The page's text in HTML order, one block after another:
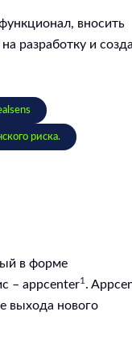
вносить
разработку и
риска.
в форме
– appcenter1 .
выхода нового